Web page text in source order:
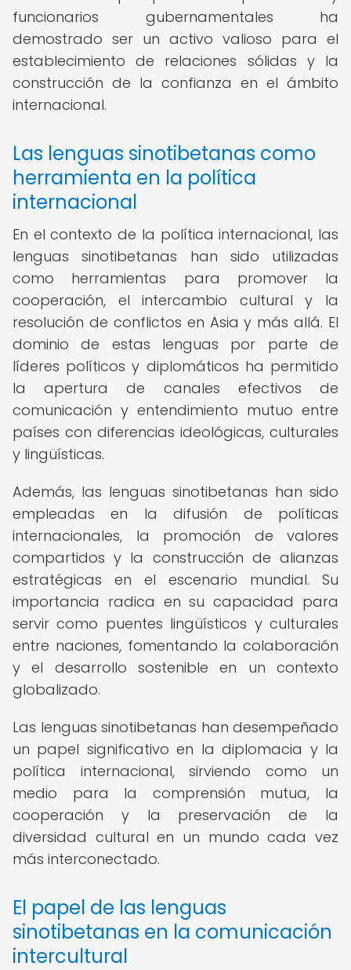
funcionarios gubernamentales ha
demostrado ser un activo valioso para el
establecimiento de relaciones sólidas y la
construcción de la confianza en el ámbito
internacional.
Las lenguas sinotibetanas como
herramienta en la política
internacional
En el contexto de la política internacional, las
lenguas sinotibetanas han sido utilizadas
como herramientas para promover la
cooperación, el intercambio cultural y la
resolución de conflictos en Asia y más allá. El
dominio de estas lenguas por parte de
líderes políticos y diplomáticos ha permitido
la apertura de canales efectivos de
comunicación y entendimiento mutuo entre
países con diferencias ideológicas, culturales
y lingüísticas.
Además, las lenguas sinotibetanas han sido
empleadas en la difusión de políticas
internacionales, la promoción de valores
compartidos y la construcción de alianzas
estratégicas en el escenario mundial. Su
importancia radica en su capacidad para
servir como puentes lingüísticos y culturales
entre naciones, fomentando la colaboración
y el desarrollo sostenible en un contexto
globalizado.
Las lenguas sinotibetanas han desempeñado
un papel significativo en la diplomacia y la
política internacional, sirviendo como un
medio para la comprensión mutua, la
cooperación y la preservación de la
diversidad cultural en un mundo cada vez
más interconectado.
El papel de las lenguas
sinotibetanas en la comunicación
intercultural